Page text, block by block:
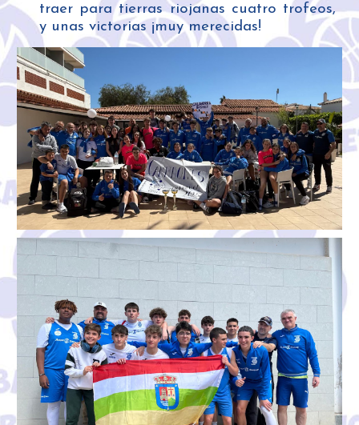
traer para tierras riojanas cuatro trofeos,
y unas victorias ¡muy merecidas!